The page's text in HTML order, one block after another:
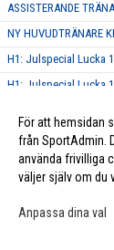
ASSISTERANDE
NY HUVUDTRÄNARE
H1: Julspecial Lucka
H1: Julspecial Lucka
H1: Julspecial Lucka
H1: Julspecial Lucka
H1: Julspecial lucka
H1: Julspecial Lucka
För att hemsidan
från SportAdmin.
använda frivilliga
väljer själv om du
Anpassa dina val